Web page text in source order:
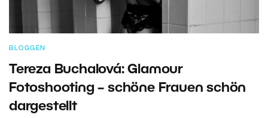
BLOGGEN
Tereza Buchalová: Glamour
Fotoshooting – schöne Frauen schön
dargestellt